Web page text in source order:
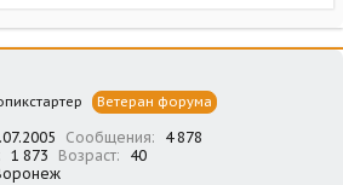
Ветеран форума
Сообщения
4 878
1 873 Возраст
40